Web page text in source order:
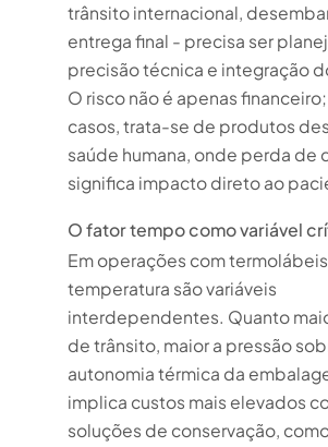
trânsito internacional,
entrega final - precisa ser
precisão técnica e integração
O risco não é apenas
casos, trata-se de produtos
saúde humana, onde perda de
significa impacto direto ao
O fator tempo como variável
Em operações com
temperatura são variáveis
interdependentes. Quanto
de trânsito, maior a pressão
autonomia térmica da
implica custos mais elevados
soluções de conservação,